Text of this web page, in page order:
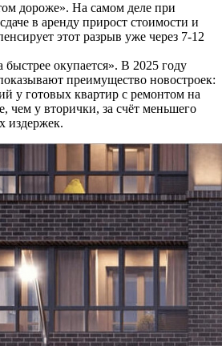
дороже». На самом деле при
в аренду прирост стоимости и
этот разрыв уже через 7-12
окупается». В 2025 году
преимущество новостроек:
у готовых квартир с ремонтом на
чем у вторички, за счёт меньшего
издержек.